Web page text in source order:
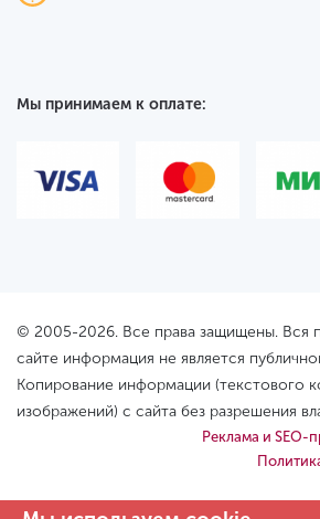
Мы принимаем к оплате:
© 2005-2026. Все права защищены. Вся
сайте информация не является
Копирование информации (текстового
изображений) с сайта без разрешения
Реклама и SEO-